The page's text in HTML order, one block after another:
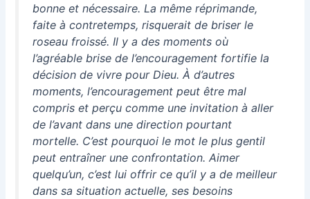
bonne et nécessaire. La même réprimande,
faite à contretemps, risquerait de briser le
roseau froissé. Il y a des moments où
l’agréable brise de l’encouragement fortifie la
décision de vivre pour Dieu. À d’autres
moments, l’encouragement peut être mal
compris et perçu comme une invitation à aller
de l’avant dans une direction pourtant
mortelle. C’est pourquoi le mot le plus gentil
peut entraîner une confrontation. Aimer
quelqu’un, c’est lui offrir ce qu’il y a de meilleur
dans sa situation actuelle, ses besoins